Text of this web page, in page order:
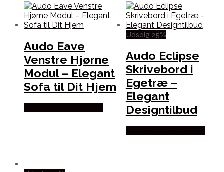
Audo Eave
Venstre Hjørne
Modul – Elegant
Sofa til Dit Hjem
Udsalg 25%
Audo Eclipse
Skrivebord i
Egetræ –
Elegant
Designtilbud